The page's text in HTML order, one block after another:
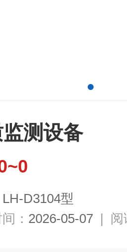
测设备
LH-D3104型
： 2026-05-07 | 阅